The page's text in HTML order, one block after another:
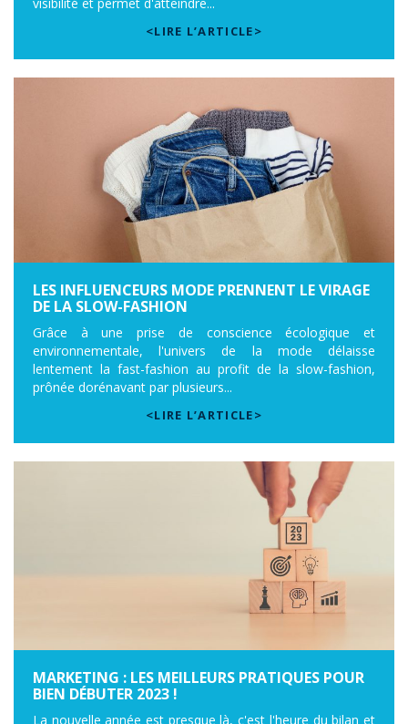
<LIRE L’ARTICLE>
LES INFLUENCEURS MODE PRENNENT LE VIRAGE
DE LA SLOW-FASHION
Grâce à une prise de conscience écologique et
environnementale, l'univers de la mode délaisse
lentement la fast-fashion au profit de la slow-fashion,
prônée dorénavant par plusieurs...
<LIRE L’ARTICLE>
MARKETING : LES MEILLEURS PRATIQUES POUR
BIEN DÉBUTER 2023 !
La nouvelle année est presque là, c'est l'heure du bilan et